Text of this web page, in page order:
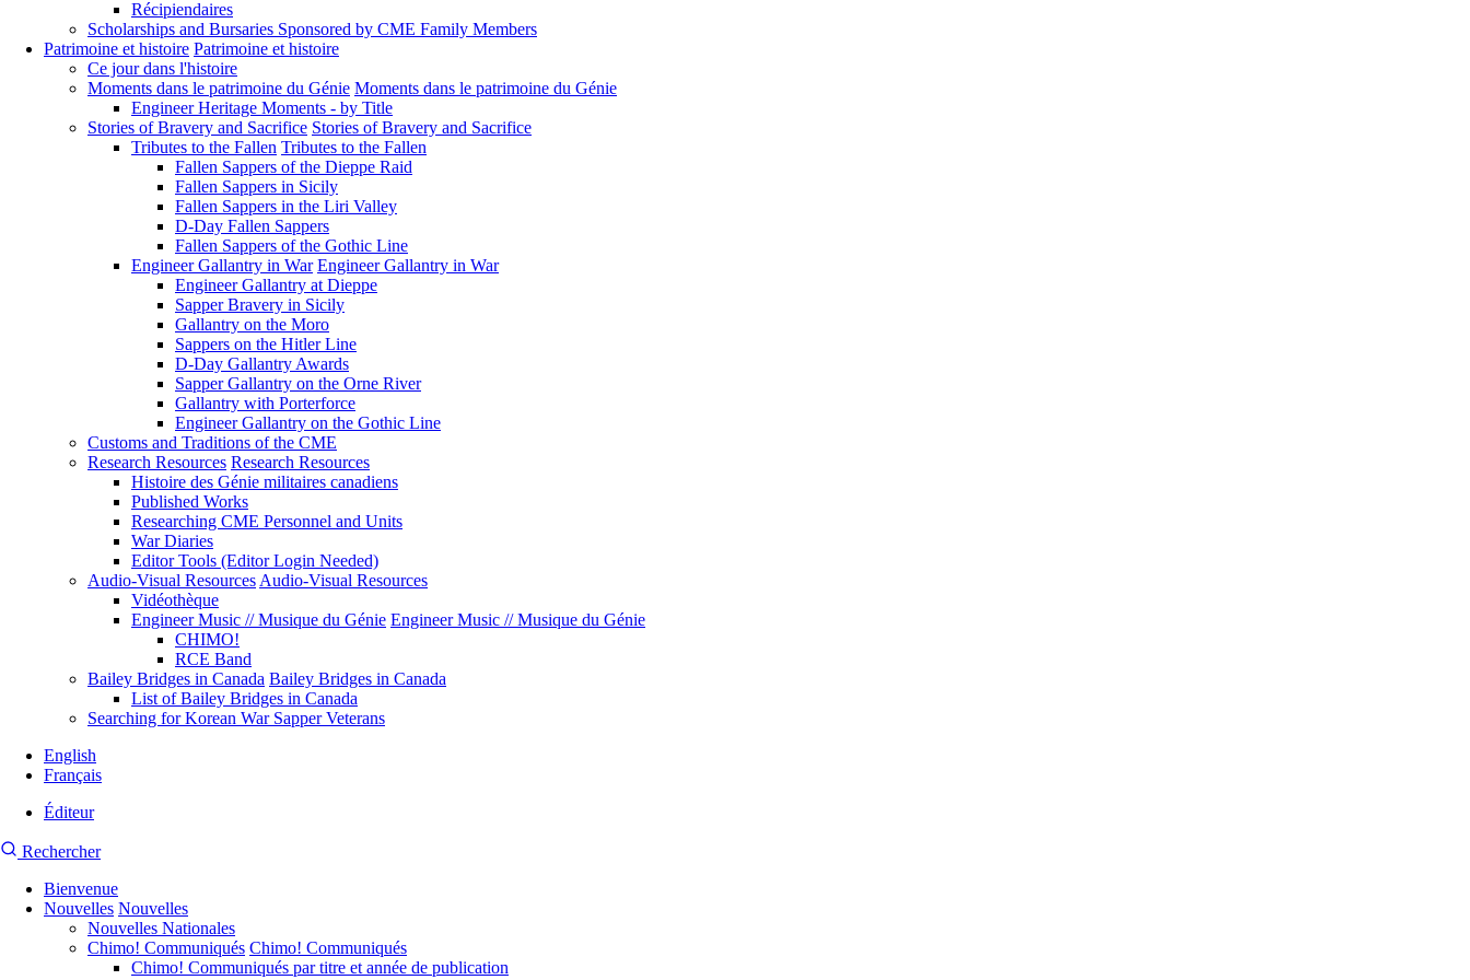
Récipiendaires
Scholarships and Bursaries Sponsored by CME Family Members
Patrimoine et histoire Patrimoine et histoire
Ce jour dans l'histoire
Moments dans le patrimoine du Génie Moments dans le patrimoine du Génie
Engineer Heritage Moments - by Title
Stories of Bravery and Sacrifice Stories of Bravery and Sacrifice
Tributes to the Fallen Tributes to the Fallen
Fallen Sappers of the Dieppe Raid
Fallen Sappers in Sicily
Fallen Sappers in the Liri Valley
D-Day Fallen Sappers
Fallen Sappers of the Gothic Line
Engineer Gallantry in War Engineer Gallantry in War
Engineer Gallantry at Dieppe
Sapper Bravery in Sicily
Gallantry on the Moro
Sappers on the Hitler Line
D-Day Gallantry Awards
Sapper Gallantry on the Orne River
Gallantry with Porterforce
Engineer Gallantry on the Gothic Line
Customs and Traditions of the CME
Research Resources Research Resources
Histoire des Génie militaires canadiens
Published Works
Researching CME Personnel and Units
War Diaries
Editor Tools (Editor Login Needed)
Audio-Visual Resources Audio-Visual Resources
Vidéothèque
Engineer Music // Musique du Génie Engineer Music // Musique du Génie
CHIMO!
RCE Band
Bailey Bridges in Canada Bailey Bridges in Canada
List of Bailey Bridges in Canada
Searching for Korean War Sapper Veterans
English
Français
du
l'utilisateur
Éditeur
RechercherRecherche
site
CMEA
Navigation
Bienvenue
Nouvelles Nouvelles
Nouvelles Nationales
Chimo! Communiqués Chimo! Communiqués
Chimo! Communiqués par titre et année de publication